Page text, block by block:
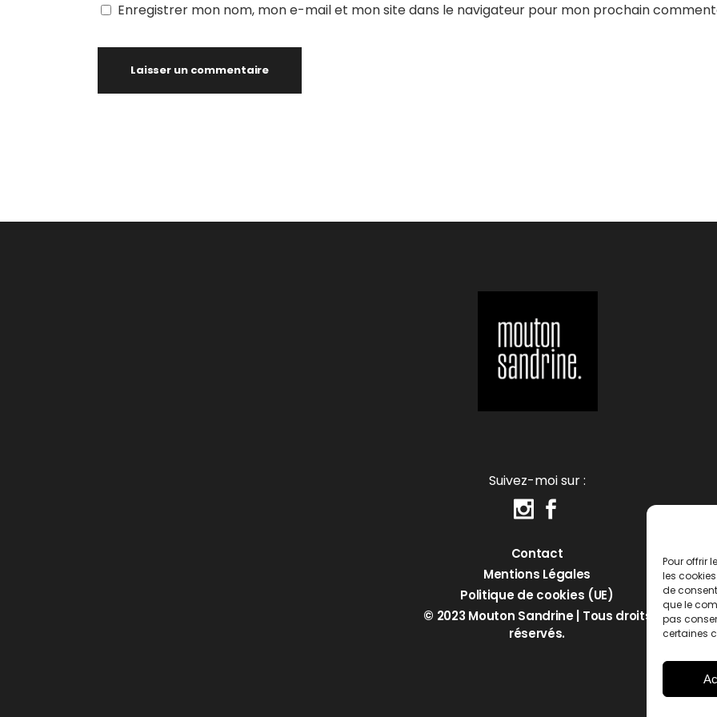
Pour offrir
les
de
que le
pas
certaines
Enregistrer mon nom, mon e-mail et mon site dans le navigateur pour mon prochain
Suivez-moi sur :
Contact
Mentions Légales
Politique de cookies (UE)
© 2023 Mouton Sandrine | Tous droits
réservés.